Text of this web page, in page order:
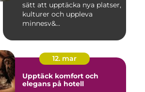
sätt att upptäcka nya platser,
kulturer och uppleva
minnesv&...
12. mar
Upptäck komfort och
elegans på hotell